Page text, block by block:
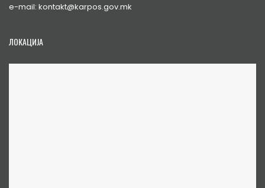
e-mail: kontakt@karpos.gov.mk
ЛОКАЦИЈА